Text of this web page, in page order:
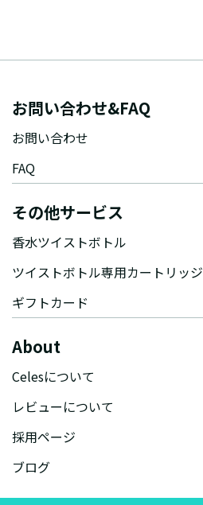
お問い合わせ&FAQ
お問い合わせ
FAQ
その他サービス
香水ツイストボトル
ツイストボトル専用カートリッジ
ギフトカード
About
Celesについて
レビューについて
採用ページ
ブログ